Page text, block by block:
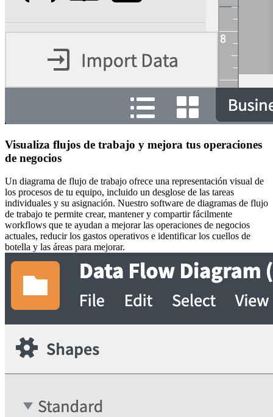
Visualiza flujos de trabajo y mejora tus operaciones
de negocios
Un diagrama de flujo de trabajo ofrece una representación visual de
los procesos de tu equipo, incluido un desglose de las tareas
individuales y su asignación. Nuestro software de diagramas de flujo
de trabajo te permite crear, mantener y compartir fácilmente
workflows que te ayudan a mejorar las operaciones de negocios
actuales, reducir los gastos operativos e identificar los cuellos de
botella y las áreas para mejorar.